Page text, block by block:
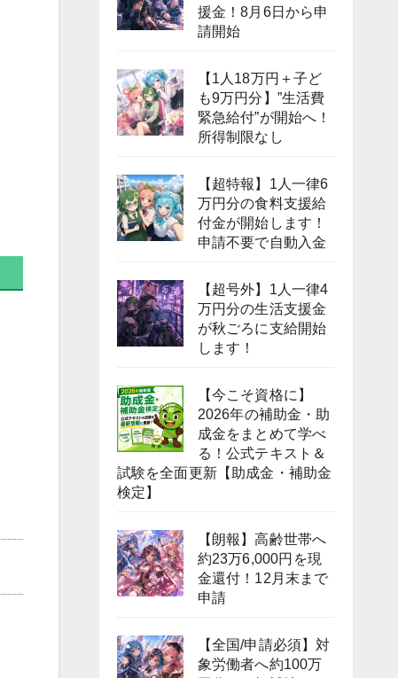
援金！8月6日から申
請開始
【1人18万円＋子ど
も9万円分】”生活費
緊急給付”が開始へ！
所得制限なし
【超特報】1人一律6
万円分の食料支援給
付金が開始します！
申請不要で自動入金
【超号外】1人一律4
万円分の生活支援金
が秋ごろに支給開始
します！
【今こそ資格に】
2026年の補助金・助
成金をまとめて学べ
る！公式テキスト＆
試験を全面更新【助成金・補助金
検定】
【朗報】高齢世帯へ
約23万6,000円を現
金還付！12月末まで
申請
【全国/申請必須】対
象労働者へ約100万